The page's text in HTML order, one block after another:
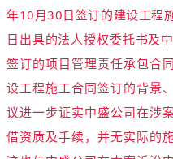
年10月30日签订的建设工程
日出具的法人授权委托书及
签订的项目管理责任承包合
设工程施工合同签订的背景
议进一步证实中盛公司在涉
借资质及手续，并无实际的